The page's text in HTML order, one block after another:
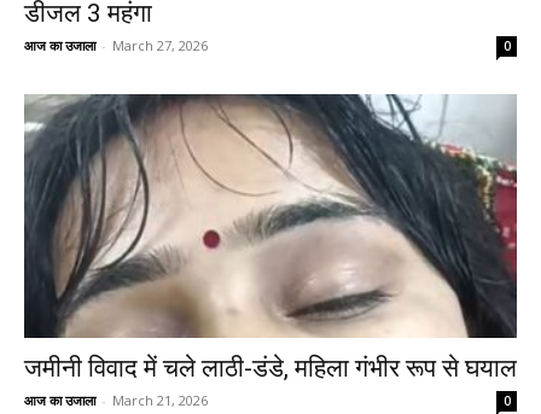
डीजल ₹3 महंगा
आज का उजाला - March 27, 2026 0
जमीनी विवाद में चले लाठी-डंडे, महिला गंभीर रूप से घयाल
आज का उजाला - March 21, 2026 0